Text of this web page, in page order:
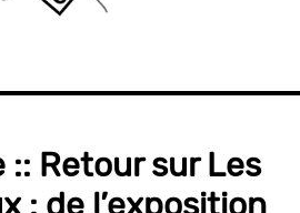
Retour sur Les